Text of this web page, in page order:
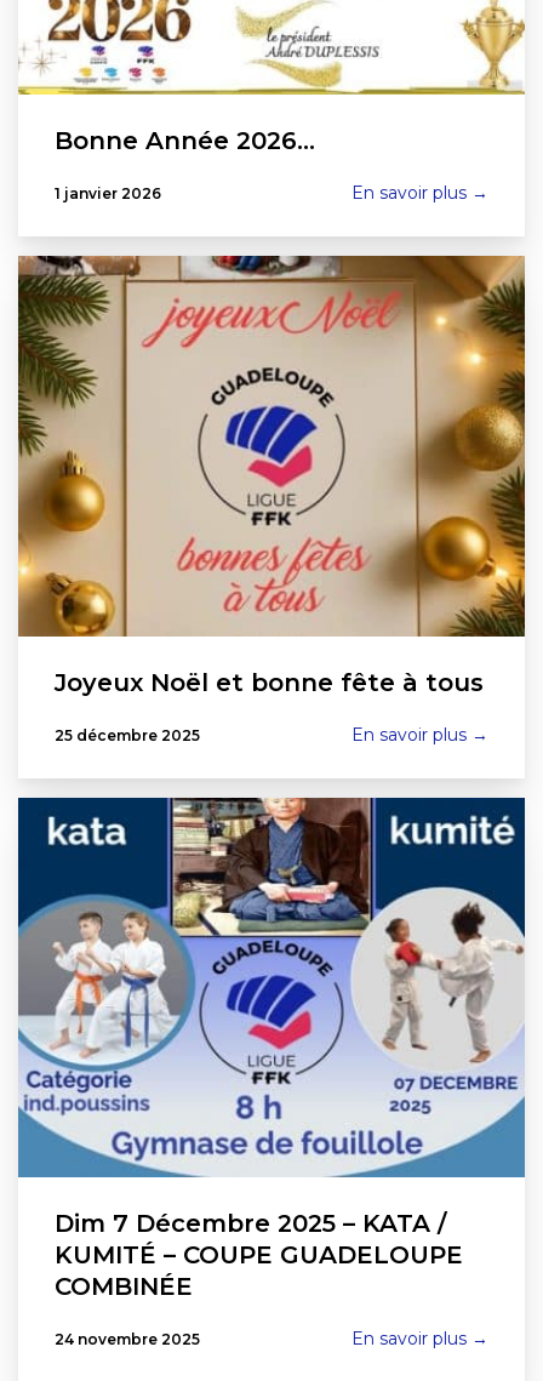
Bonne Année 2026…
1 janvier 2026 En savoir plus →
Joyeux Noël et bonne fête à tous
25 décembre 2025 En savoir plus →
Dim 7 Décembre 2025 – KATA /
KUMITÉ – COUPE GUADELOUPE
COMBINÉE
24 novembre 2025 En savoir plus →